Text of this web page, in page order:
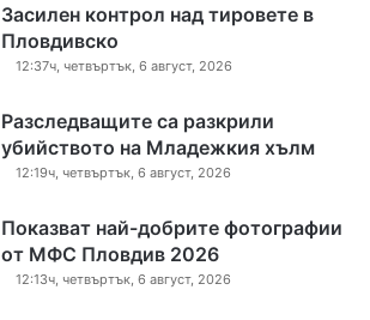
Засилен контрол над тировете в
Пловдивско
12:37ч, четвъртък, 6 август, 2026
Разследващите са разкрили
убийството на Младежкия хълм
12:19ч, четвъртък, 6 август, 2026
Показват най-добрите фотографии
от МФС Пловдив 2026
12:13ч, четвъртък, 6 август, 2026